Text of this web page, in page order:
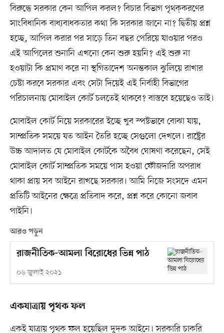
বিরুদ্ধে সরকার কেন আপিল করল? বিচার বিভাগ পৃথক্‌করণের
সাংবিধানিক বাধ্যবাধকতার কথা কি সরকার জানে না? দ্বিতীয় প্রশ্ন
হচ্ছে, আপিল করার পর সাড়ে তিন বছর পেরিয়ে যাওয়ার পরও
এই আপিলের শুনানি এখনো কেন শুরু হয়নি? এই শুরু না
হওয়াটা কি প্রমাণ করে না স্থগিতাদেশ অনন্তকাল ঝুলিয়ে রাখার
চেষ্টা করবে সরকার এবং সেটা দিয়েই এই নির্বাহী বিভাগের
পরিচালনায় মোবাইল কোর্ট চলতেই থাকবে? বাস্তবে হয়েছেও তাই।
মোবাইল কোর্ট নিয়ে সরকারের ইচ্ছে খুব স্পষ্টভাবে বোঝা যায়,
সাম্প্রতিক সময়ে যত আইন তৈরি হচ্ছে সেগুলো দেখলে। রাষ্ট্রের
উচ্চ আদালত যে মোবাইল কোর্টকে অবৈধ ঘোষণা করেছেন, সেই
মোবাইল কোর্ট সাম্প্রতিক সময়ে পাস হওয়া ফৌজদারি অপরাধ
থাকা প্রায় সব আইনে রাখছে সরকার। আমি নিজে সংসদে এমন
প্রতিটি আইনের ক্ষেত্রে প্রতিবাদ করে, প্রশ্ন করে কোনো জবাব
পাইনি।
আরও পড়ুন
রাজনীতিক-আমলা বিরোধের ভিন্ন পাঠ
০৬ জুলাই ২০২১
একযাত্রায় পৃথক ফল
একই যাত্রায় পৃথক ফল হয়েছিল দুদক আইনে। সরকারি চাকরি